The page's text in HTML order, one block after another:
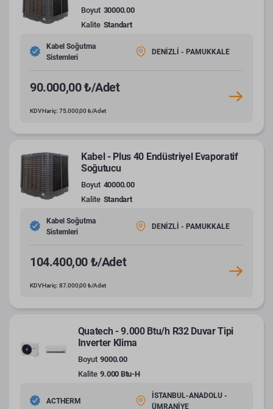
Boyut 30000.00
Kalite Standart
Kabel Soğutma
Sistemleri
DENİZLİ - PAMUKKALE
90.000,00 ₺/Adet
KDV Hariç: 75.000,00 ₺/Adet
Kabel - Plus 40 Endüstriyel Evaporatif
Soğutucu
Boyut 40000.00
Kalite Standart
Kabel Soğutma
Sistemleri
DENİZLİ - PAMUKKALE
104.400,00 ₺/Adet
KDV Hariç: 87.000,00 ₺/Adet
Quatech - 9.000 Btu/h R32 Duvar Tipi
Inverter Klima
Boyut 9000.00
Kalite 9.000 Btu-H
ACTHERM
İSTANBUL-ANADOLU -
ÜMRANİYE